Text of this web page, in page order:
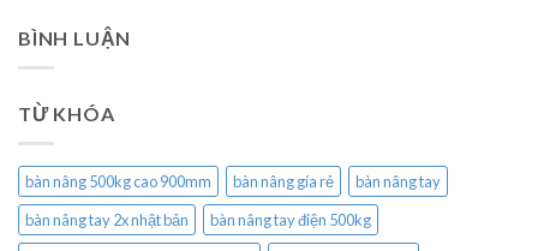
BÌNH LUẬN
TỪ KHÓA
bàn nâng 500kg cao 900mm bàn nâng gía rẻ
bàn nâng tay
bàn nâng tay 2x nhật bản
bàn nâng tay điện 500kg